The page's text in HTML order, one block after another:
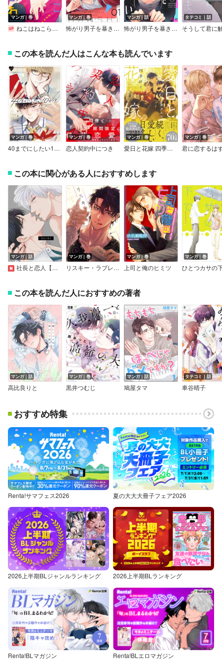
マンガ｜巻
ねこはねこらしくあれ【Renta！限定版】
マンガ｜巻
怖がり男子を暴きたい【描き下ろしおまけ付き特装版】
マンガ｜話
怖がり男子を暴きたい
タテコミ｜話
この本を読んだ人はこんな本も読んでいます
マンガ｜巻
40までにしたい10のこと【電子特別版】
マンガ｜巻
恋人契約中につき
マンガ｜巻
愛日と花嫁 四季折々【電子限定描き下ろし漫画付き】【Renta！限定小冊子付特装版】
マンガ｜巻
この本に関心がある人におすすめします
マンガ｜話
社長と恋人【この恋をもう知ってる 番外編】
マンガ｜巻
リスキー・ラブレクチャー【電子限定おまけマンガ付き】
マンガ｜巻
上司と俺のヒミツ
マンガ｜巻
ひとつカサの
この本を読んだ人におすすめの著者
マンガ｜話
高比良りと
マンガ｜巻
黒井つむじ
マンガ｜話
鳩屋タマ
タテコミ｜話
車谷晴子
おすすめ特集
Renta!サマフェス2026 夏の大大大冊子フェア2026
2026上半期BLジャンルランキング 2026上半期BLランキング
Renta!BLマガジン Renta!BLエロマガジン